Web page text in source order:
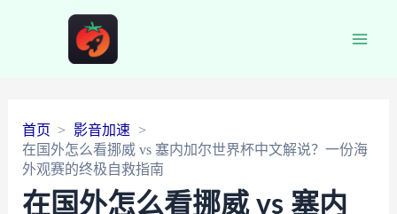
首页
影音加速
在国外怎么看挪威 vs 塞内加尔世界杯中文解说？一份海
外观赛的终极自救指南
在国外怎么看挪威 vs 塞内